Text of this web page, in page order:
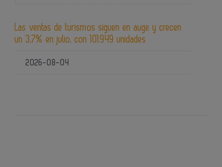
Las ventas de turismos siguen en auge y crecen
un 3,7% en julio, con 101.949 unidades
2026-08-04